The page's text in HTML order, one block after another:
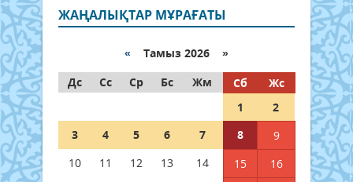
ЖАҢАЛЫҚТАР МҰРАҒАТЫ
« Тамыз 2026 »
Дс
Сс Ср Бс Жм Сб
Жс
1
2
3
4 5 6 7 8
9
10
11 12 13 14 15
16